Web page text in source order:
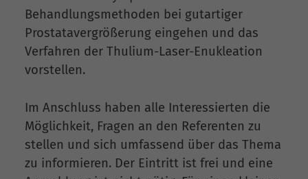
Behandlungsmethoden bei gutartiger
Prostatavergrößerung eingehen und das
Verfahren der Thulium-Laser-Enukleation
vorstellen.
Im Anschluss haben alle Interessierten die
Möglichkeit, Fragen an den Referenten zu
stellen und sich umfassend über das Thema
zu informieren. Der Eintritt ist frei und eine